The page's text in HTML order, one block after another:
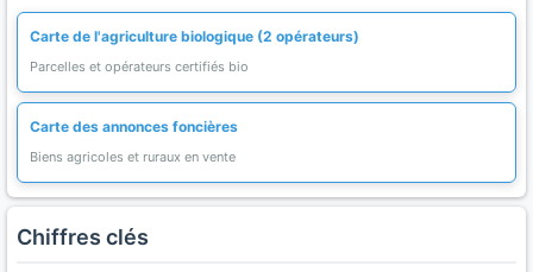
Carte de l'agriculture biologique (2 opérateurs)
Parcelles et opérateurs certifiés bio
Carte des annonces foncières
Biens agricoles et ruraux en vente
Chiffres clés